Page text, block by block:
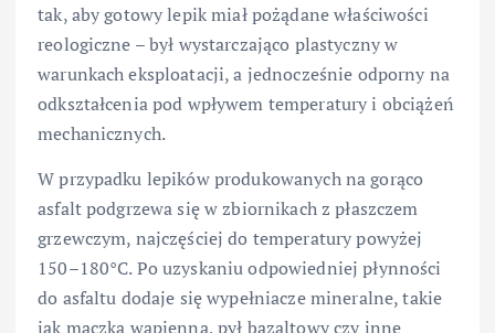
tak, aby gotowy lepik miał pożądane właściwości
reologiczne – był wystarczająco plastyczny w
warunkach eksploatacji, a jednocześnie odporny na
odkształcenia pod wpływem temperatury i obciążeń
mechanicznych.
W przypadku lepików produkowanych na gorąco
asfalt podgrzewa się w zbiornikach z płaszczem
grzewczym, najczęściej do temperatury powyżej
150–180°C. Po uzyskaniu odpowiedniej płynności
do asfaltu dodaje się wypełniacze mineralne, takie
jak mączka wapienna, pył bazaltowy czy inne